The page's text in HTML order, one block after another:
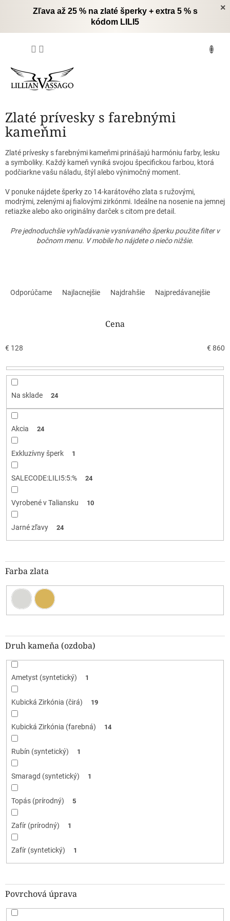
×
Zľava až 25 % na zlaté šperky + extra 5 % s
kódom LILI5
Zlaté prívesky s farebnými
kameňmi
Zlaté prívesky s farebnými kameňmi prinášajú harmóniu farby, lesku
a symboliky. Každý kameň vyniká svojou špecifickou farbou, ktorá
podčiarkne vašu náladu, štýl alebo výnimočný moment.
V ponuke nájdete šperky zo 14-karátového zlata s ružovými,
modrými, zelenými aj fialovými zirkónmi. Ideálne na nosenie na jemnej
retiazke alebo ako originálny darček s citom pre detail.
Pre jednoduchšie vyhľadávanie vysnívaného šperku použite filter v
bočnom menu. V mobile ho nájdete o niečo nižšie.
e
r
Odporúčame Najlacnejšie Najdrahšie Najpredávanejšie
Cena
€ 128 € 860
Na sklade 24
Akcia 24
Exkluzívny šperk 1
SALECODE:LILI5:5:% 24
Vyrobené v Taliansku 10
Jarné zľavy 24
Farba zlata
Druh kameňa (ozdoba)
Ametyst (syntetický) 1
Kubická Zirkónia (čirá) 19
Kubická Zirkónia (farebná) 14
Rubín (syntetický) 1
Smaragd (syntetický) 1
Topás (prírodný) 5
Zafír (prírodný) 1
Zafír (syntetický) 1
Povrchová úprava